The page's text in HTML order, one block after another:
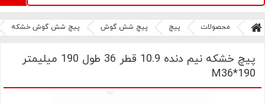
محصولات پیچ پیچ شش گوش پیچ شش گوش خشکه
پیچ خشکه نیم دنده 10.9 قطر 36 طول 190 میلیمتر
M36*190